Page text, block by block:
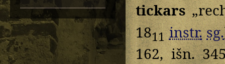
tickars
1811 instr. sg.
162, išn.